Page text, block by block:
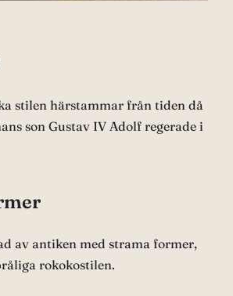
stilen härstammar från tiden då
son Gustav IV Adolf regerade i
av antiken med strama former,
rokokostilen.